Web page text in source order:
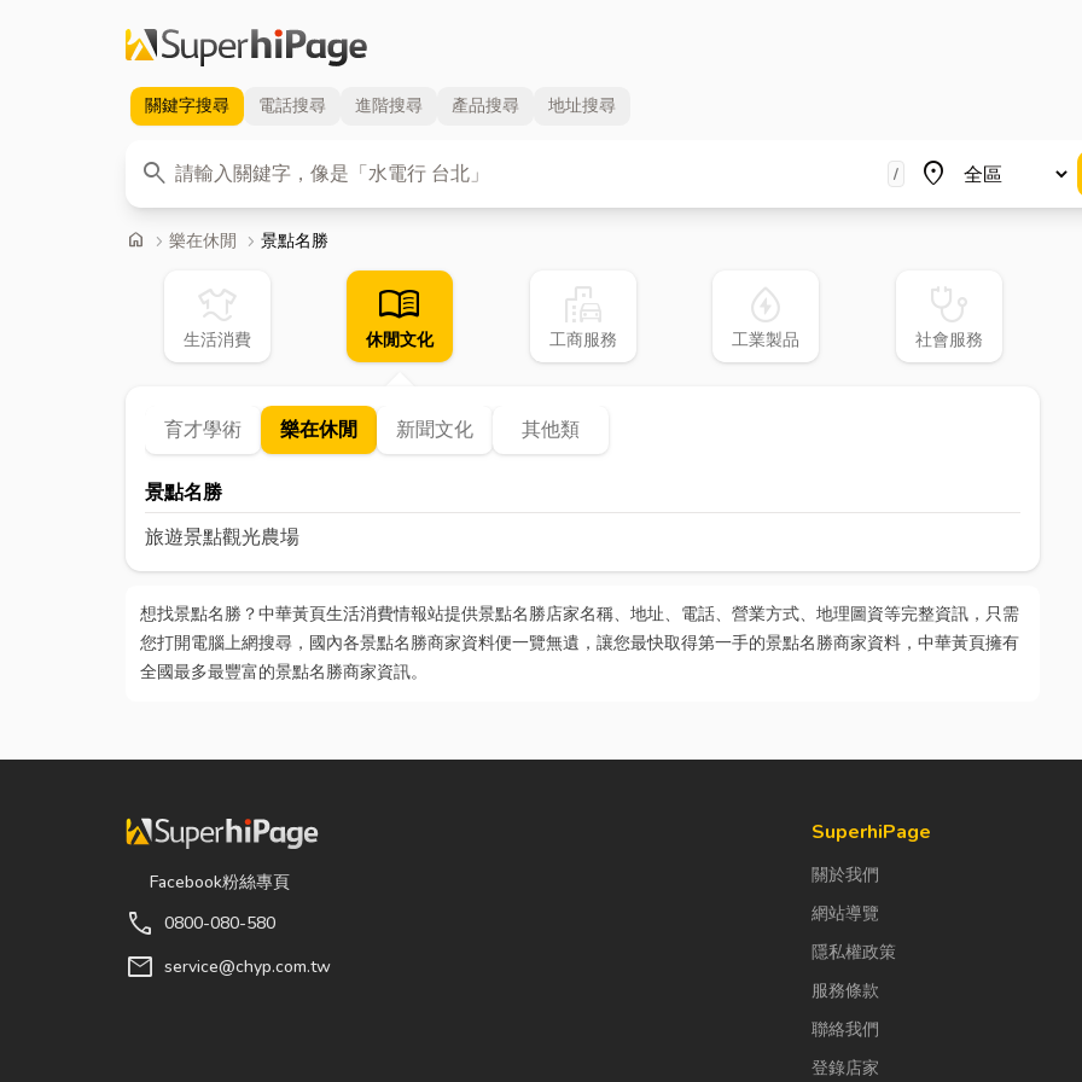
關鍵字搜尋 電話搜尋 進階搜尋 產品搜尋 地址搜尋
search
關鍵字 / place
地區
home 首頁
chevron_right 樂在休閒 chevron_right 景點名勝
laundry
生活消費
menu_book
休閒文化
emoji_transportation
工商服務
water_ec
工業製品
stethoscope
社會服務
育才學術 樂在休閒 新聞文化 其他類
景點名勝
旅遊景點觀光農場
想找景點名勝？中華黃頁生活消費情報站提供景點名勝店家名稱、地址、電話、營業方式、地理圖資等完整資訊，只需
您打開電腦上網搜尋，國內各景點名勝商家資料便一覽無遺，讓您最快取得第一手的景點名勝商家資料，中華黃頁擁有
全國最多最豐富的景點名勝商家資訊。
Facebook粉絲專頁
call 0800-080-580
mail service@chyp.com.tw
SuperhiPage
關於我們
網站導覽
隱私權政策
服務條款
聯絡我們
登錄店家